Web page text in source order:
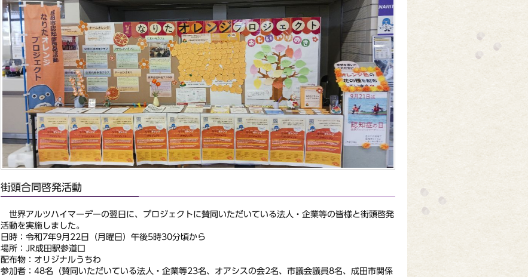
街頭合同啓発活動
世界アルツハイマーデーの翌日に、プロジェクトに賛同いただいている法人・企業等の皆様と街頭啓発
活動を実施しました。
日時：令和7年9月22日（月曜日）午後5時30分頃から
場所：JR成田駅参道口
配布物：オリジナルうちわ
参加者：48名（賛同いただいている法人・企業等23名、オアシスの会2名、市議会議員8名、成田市関係